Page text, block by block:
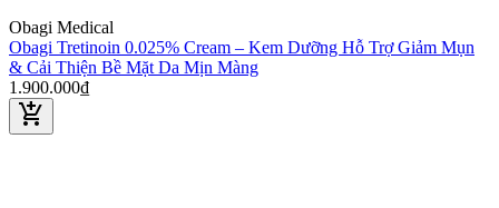
Obagi Medical
Obagi Tretinoin 0.025% Cream – Kem Dưỡng Hỗ Trợ Giảm Mụn
& Cải Thiện Bề Mặt Da Mịn Màng
1.900.000₫
add_shopping_cart